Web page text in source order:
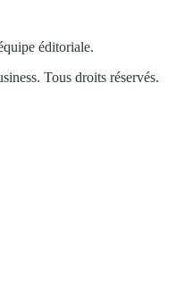
éditoriale.
Tous droits réservés.